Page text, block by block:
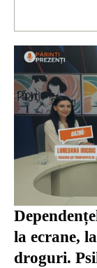
la ecrane,
droguri.